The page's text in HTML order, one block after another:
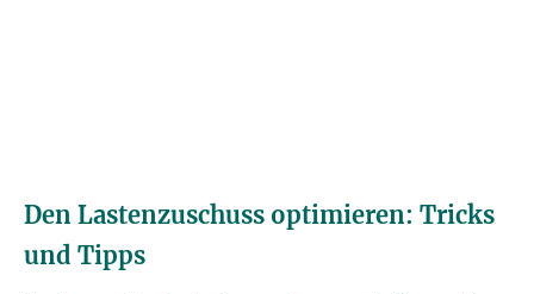
Den Lastenzuschuss optimieren: Tricks
und Tipps